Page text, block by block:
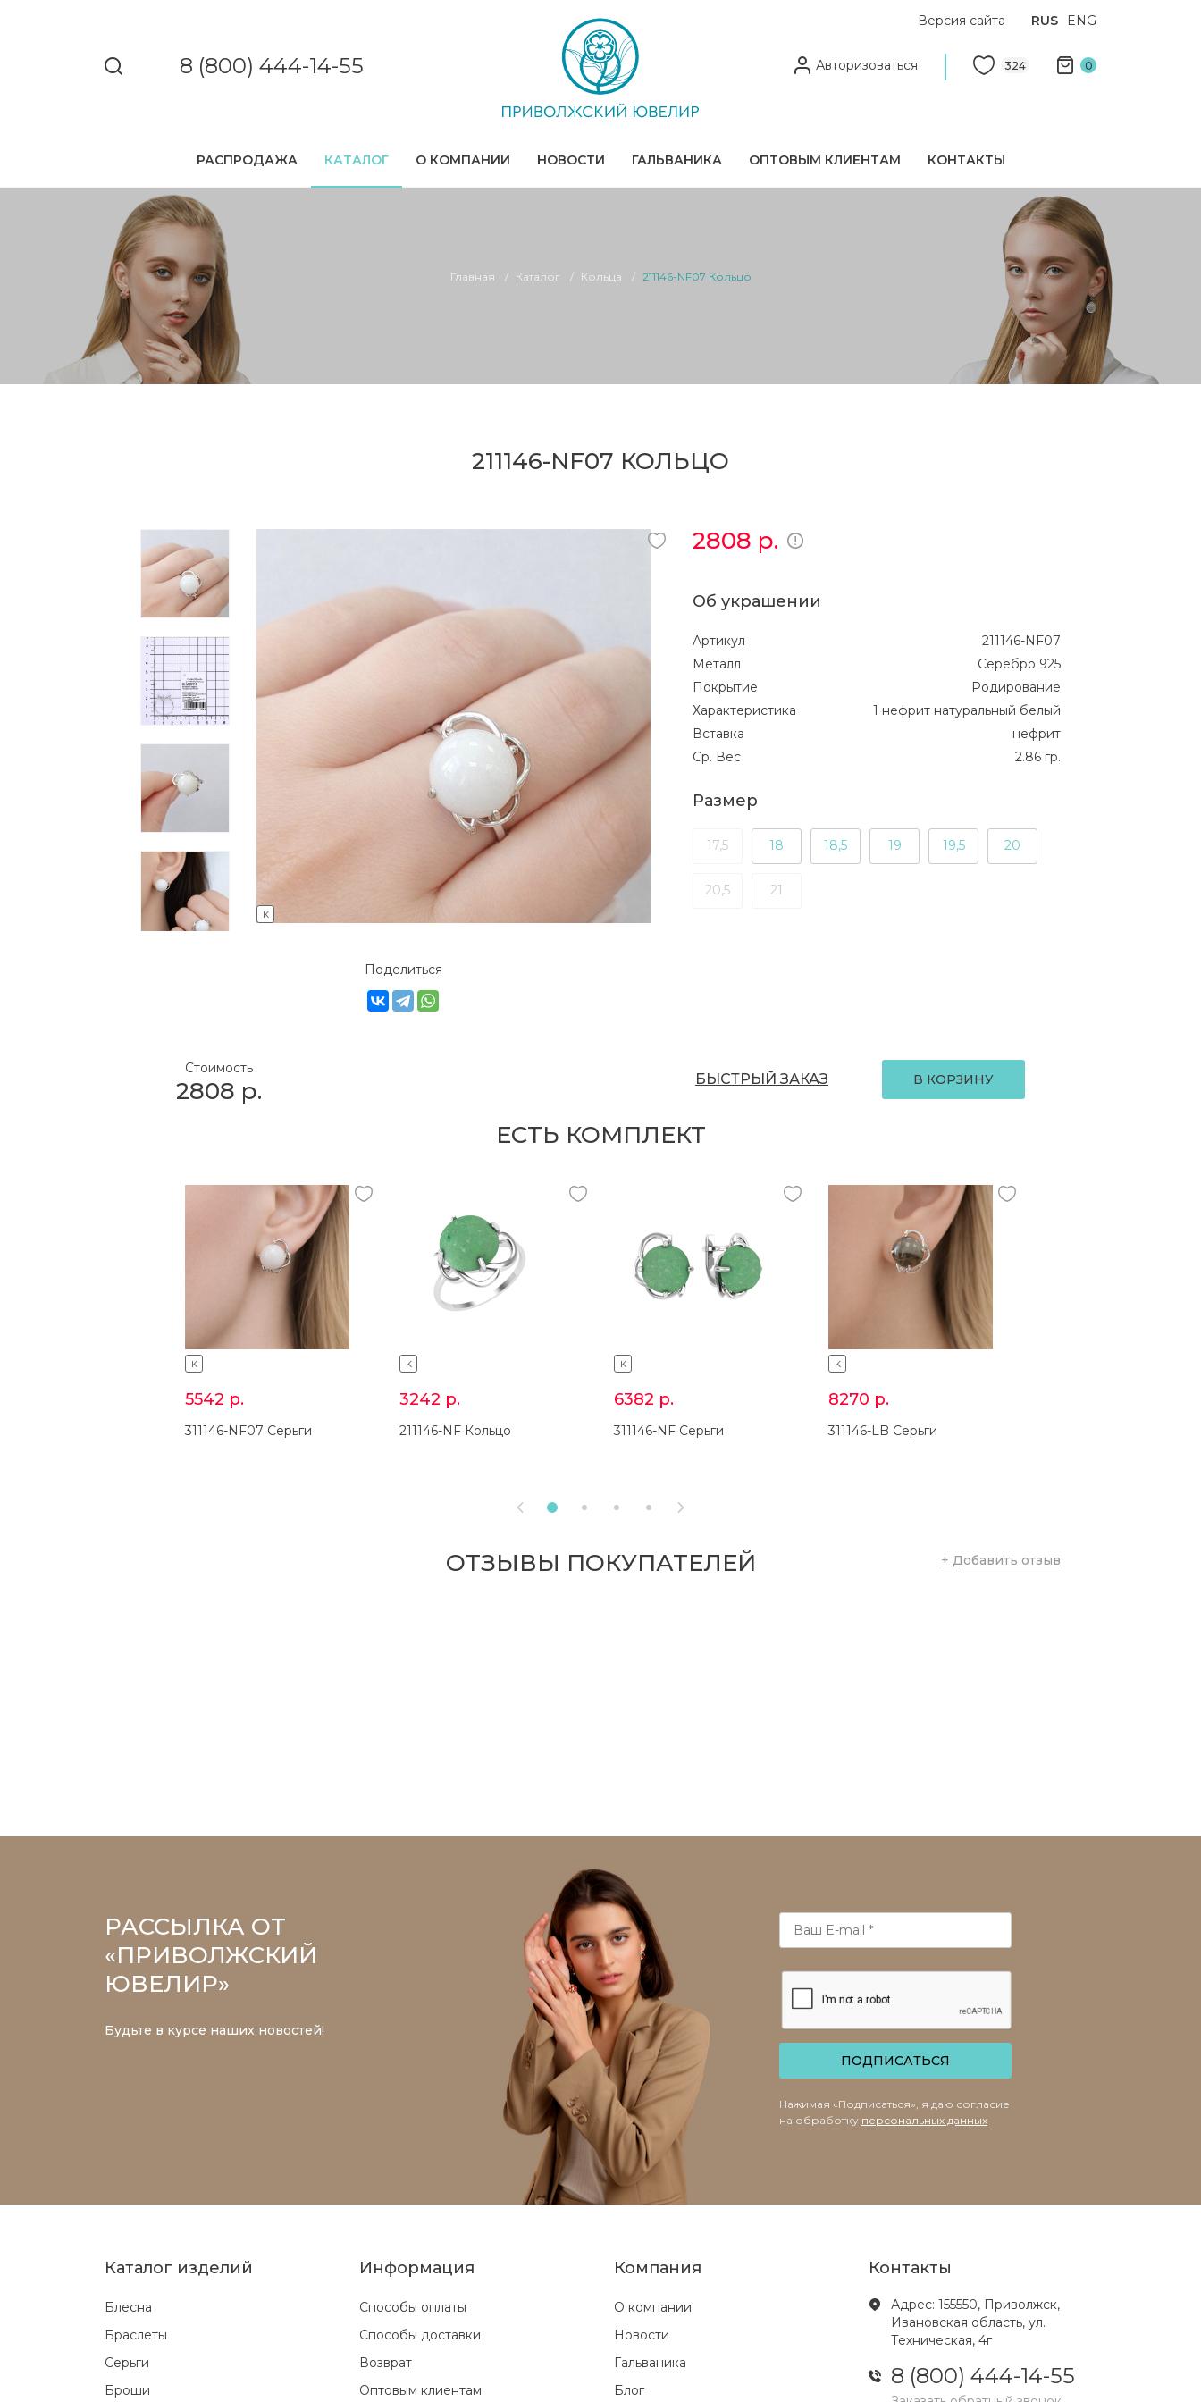
8 (800) 444-14-55
Версия сайта RUS ENG
Авторизоваться 324 0
РАСПРОДАЖА КАТАЛОГ О КОМПАНИИ НОВОСТИ ГАЛЬВАНИКА ОПТОВЫМ КЛИЕНТАМ КОНТАКТЫ
Главная Каталог Кольца 211146-NF07 Кольцо
211146-NF07 КОЛЬЦО
K
Поделиться
2808 р.
Об украшении
Артикул
211146-NF07
Металл
Серебро 925
Покрытие
Родирование
Характеристика
1 нефрит натуральный белый
Вставка
нефрит
Ср. Вес
2.86 гр.
Размер
17,5 18 18,5 19 19,5 20
20,5 21
Стоимость
2808 р. БЫСТРЫЙ ЗАКАЗ В КОРЗИНУ
ЕСТЬ КОМПЛЕКТ
K
5542 р.
311146-NF07 Серьги
K
3242 р.
211146-NF Кольцо
K
6382 р.
311146-NF Серьги
K
8270 р.
311146-LB Серьги
 
ОТЗЫВЫ ПОКУПАТЕЛЕЙ + Добавить отзыв
РАССЫЛКА ОТ
«ПРИВОЛЖСКИЙ
ЮВЕЛИР»
Будьте в курсе наших новостей!
ПОДПИСАТЬСЯ
Нажимая «Подписаться», я даю согласие
на обработку персональных данных
Каталог изделий
Блесна
Браслеты
Серьги
Броши
Информация
Способы оплаты
Способы доставки
Возврат
Оптовым клиентам
Компания
О компании
Новости
Гальваника
Блог
Контакты
Адрес: 155550, Приволжск,
Ивановская область, ул.
Техническая, 4г
8 (800) 444-14-55